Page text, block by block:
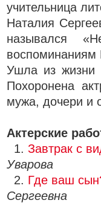
учительница
Наталия
назывался
Ушла из жизни
Похоронена
мужа, дочери и
Актерские
1. Завтрак с
Уварова
2. Где ваш
Сергеевна